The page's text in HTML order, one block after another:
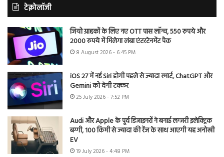
टेक्नोलॉजी
जियो ग्राहकों के लिए नए OTT पास लॉन्च, 550 रुपये और
2000 रुपये में मिलेगा लंबा एंटरटेनमेंट पैक
8 August 2026 - 6:45 PM
iOS 27 में नई Siri होगी पहले से ज्यादा स्मार्ट, ChatGPT और
Gemini को देगी टक्कर
25 July 2026 - 7:52 PM
Audi और Apple के पूर्व डिजाइनरों ने बनाई लग्जरी इलेक्ट्रिक
बग्गी, 100 किमी से ज्यादा की रेंज के साथ आएगी यह अनोखी
EV
19 July 2026 - 4:48 PM